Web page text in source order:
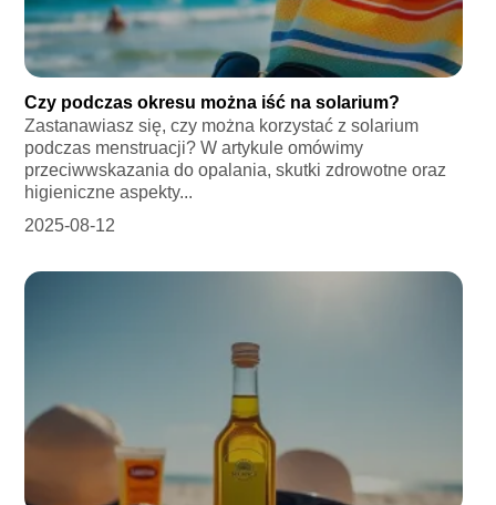
Czy podczas okresu można iść na solarium?
Zastanawiasz się, czy można korzystać z solarium
podczas menstruacji? W artykule omówimy
przeciwwskazania do opalania, skutki zdrowotne oraz
higieniczne aspekty...
2025-08-12